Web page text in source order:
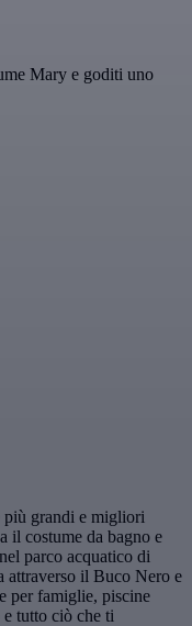
Mary e goditi uno
più grandi e migliori
il costume da bagno e
parco acquatico di
attraverso il Buco Nero e
per famiglie, piscine
tutto ciò che ti